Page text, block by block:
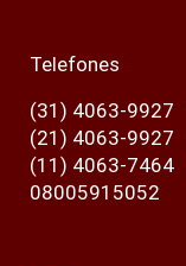
Telefones
(31) 4063-9927
(21) 4063-9927
(11) 4063-7464
08005915052